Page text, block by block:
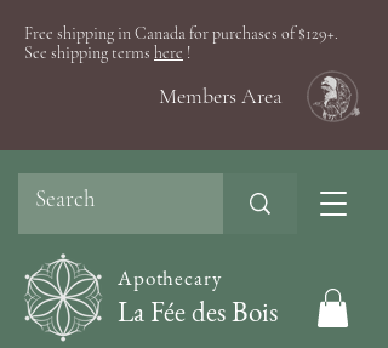
Free shipping in Canada for purchases of $129+.
See shipping terms here !
Members Area
Apothecary
La Fée des Bois